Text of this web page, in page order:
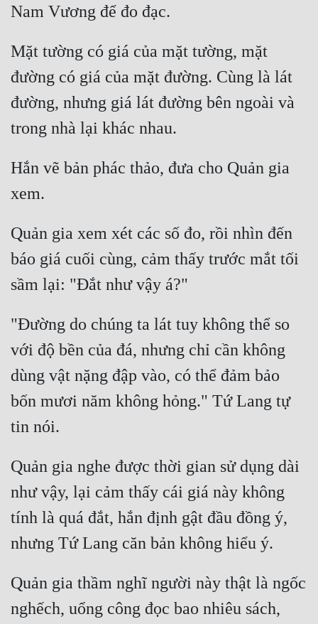
Mặt tường có giá của mặt tường, mặt
đường có giá của mặt đường. Cùng là lát
đường, nhưng giá lát đường bên ngoài và
Hắn vẽ bản phác thảo, đưa cho Quản gia
Quản gia xem xét các số đo, rồi nhìn đến
báo giá cuối cùng, cảm thấy trước mắt tối
"Đường do chúng ta lát tuy không thể so
với độ bền của đá, nhưng chỉ cần không
dùng vật nặng đập vào, có thể đảm bảo
bốn mươi năm không hỏng." Tứ Lang tự
Quản gia nghe được thời gian sử dụng dài
như vậy, lại cảm thấy cái giá này không
tính là quá đắt, hắn định gật đầu đồng ý,
Quản gia thầm nghĩ người này thật là ngốc
nghếch, uổng công đọc bao nhiêu sách,